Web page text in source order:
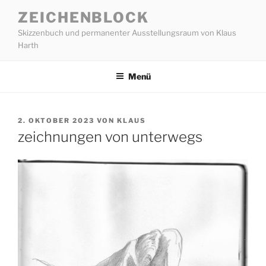
Inhalt
springen
ZEICHENBLOCK
Skizzenbuch und permanenter Ausstellungsraum von Klaus
Harth
Menü
VERÖFFENTLICHT
2. OKTOBER 2023 VON KLAUS
zeichnungen von unterwegs